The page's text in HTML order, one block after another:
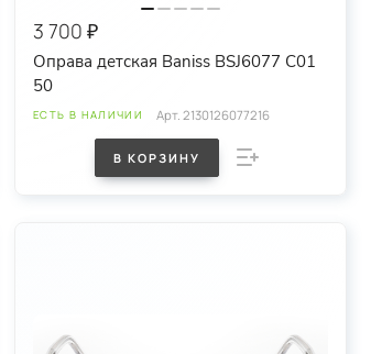
3 700 ₽
Оправа детская Baniss BSJ6077 C01
50
ЕСТЬ В НАЛИЧИИ Арт.2130126077216
В КОРЗИНУ